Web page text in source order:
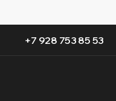
+7 928 753 85 53